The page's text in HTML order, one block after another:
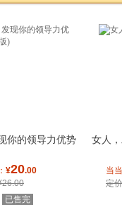
你的领导力优势
¥20.00
已售完
女人
当
定